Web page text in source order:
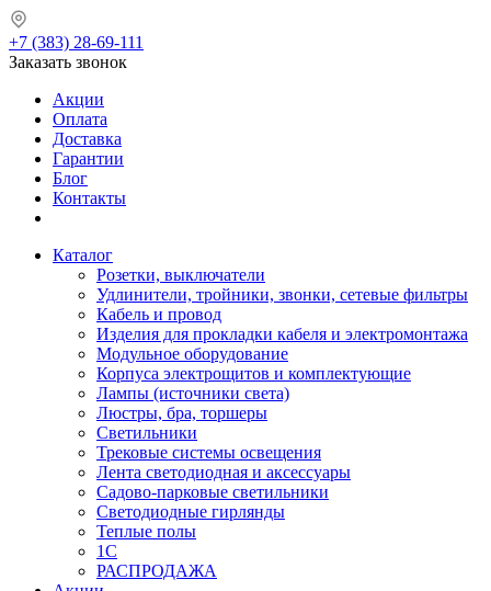
+7 (383) 28-69-111
Заказать звонок
Акции
Оплата
Доставка
Гарантии
Блог
Контакты
Каталог
Розетки, выключатели
Удлинители, тройники, звонки, сетевые фильтры
Кабель и провод
Изделия для прокладки кабеля и электромонтажа
Модульное оборудование
Корпуса электрощитов и комплектующие
Лампы (источники света)
Люстры, бра, торшеры
Светильники
Трековые системы освещения
Лента светодиодная и аксессуары
Садово-парковые светильники
Светодиодные гирлянды
Теплые полы
1С
РАСПРОДАЖА